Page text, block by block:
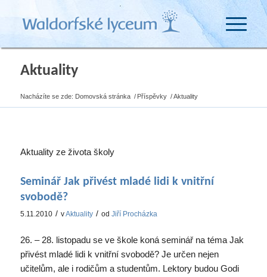
Aktuality
Nacházíte se zde: Domovská stránka / Příspěvky / Aktuality
Aktuality ze života školy
Seminář Jak přivést mladé lidi k vnitřní
svobodě?
5.11.2010 / vAktuality / od Jiří Procházka
26. – 28. listopadu se ve škole koná seminář na téma Jak
přivést mladé lidi k vnitřní svobodě? Je určen nejen
učitelům, ale i rodičům a studentům. Lektory budou Godi